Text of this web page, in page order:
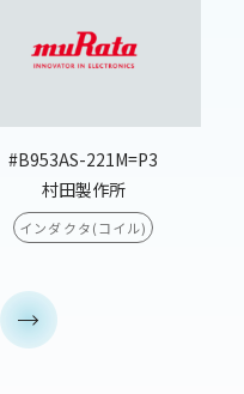
#B953AS-221M=P3
村田製作所
インダクタ(コイル)